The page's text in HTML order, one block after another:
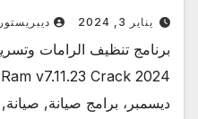
يناير 3, 2024 ديبريستور